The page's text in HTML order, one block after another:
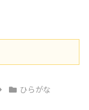
ひらがな